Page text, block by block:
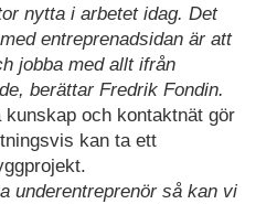
nytta i arbetet idag. Det
entreprenadsidan är att
jobba med allt ifrån
berättar Fredrik Fondin.
kunskap och kontaktnät gör
kan ta ett
underentreprenör så kan vi